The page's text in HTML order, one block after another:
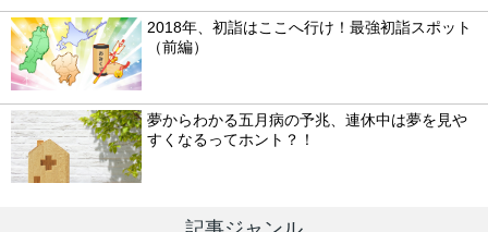
2018年、初詣はここへ行け！最強初詣スポット
（前編）
夢からわかる五月病の予兆、連休中は夢を見や
すくなるってホント？！